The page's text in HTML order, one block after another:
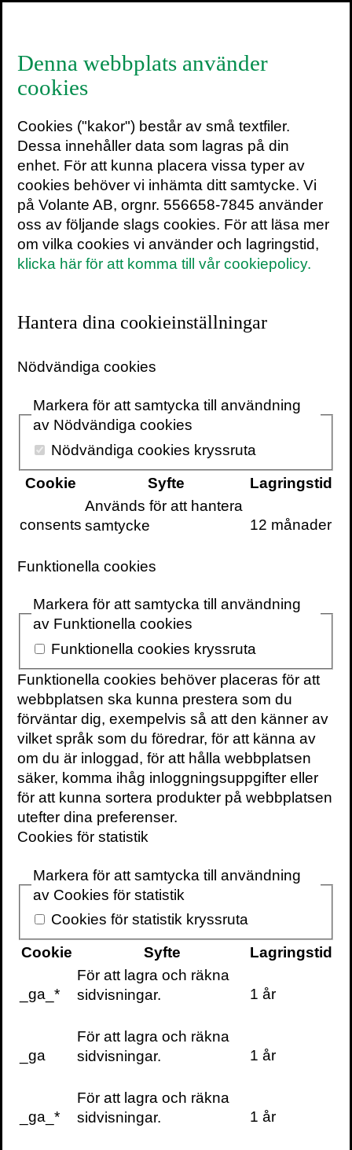
Sandra Bourbon
SENASTE INLÄGG
TEXTARKIV
Jag vet vad jag pratar
4 augusti 2021
I min bokFrihetsmaskinen
verktygen för att förverkliga en dröm
som jag vet att många delar: Att bli
finansiellt fri. Inte ekonomiskt
oberoende, det är något annat, men fri
att lägga tid och pengar på det du vill.
inledningen, vill du läsa hela så finns
masterklass med titeln ”Bli finansiellt fri
utan att snåla”, klickahär
Pengar är tid.
Vårt samhälle är uppbyggt på att vi tjänar
pengar för att kunna leva det liv vi vill. Vi
byter vår tid mot pengar. Vi har ont om tid
och byter sedan ännu lite mer pengar mot
tid, kanske i form av städhjälp eller att
maten ska levereras hem för att du sedan
behöver arbeta ännu mer (och således får
ännu mindre tid) för att kunna betala
Det är det som kallas för ekorrhjulet.
Men föreställ dig ett liv där du skulle slippa
stressa till och från jobbet. Ett liv där du
hade tid att umgås med den där vännen du
inte har träffat på alltför länge. Ett liv där du
har möjlighet att njuta av den där drinken
hundra mil hemifrån. Få ett slut på det
dåliga samvetet att du borde ägna mer tid
åt din privatekonom och ett liv som du
bestämmer över. Där du är chefen. Där du
kan välja precis det du vill och lägga tid och
pengar på det som verkligen betyder
Denna webbplats använder
cookies
Cookies ("kakor") består av små textfiler.
Dessa innehåller data som lagras på din
enhet. För att kunna placera vissa typer av
cookies behöver vi inhämta ditt samtycke. Vi
på Volante AB, orgnr. 556658-7845 använder
oss av följande slags cookies. För att läsa mer
om vilka cookies vi använder och lagringstid,
klicka här för att komma till vår cookiepolicy.
Hantera dina cookieinställningar
Nödvändiga cookies
Markera för att samtycka till användning
av Nödvändiga cookies
Nödvändiga cookies kryssruta
Cookie
Syfte Lagringstid
consents
Används för att hantera
samtycke
12 månader
Funktionella cookies
Markera för att samtycka till användning
av Funktionella cookies
Funktionella cookies kryssruta
Funktionella cookies behöver placeras för att
webbplatsen ska kunna prestera som du
förväntar dig, exempelvis så att den känner av
vilket språk som du föredrar, för att känna av
om du är inloggad, för att hålla webbplatsen
säker, komma ihåg inloggningsuppgifter eller
för att kunna sortera produkter på webbplatsen
utefter dina preferenser.
Cookies för statistik
Markera för att samtycka till användning
av Cookies för statistik
Cookies för statistik kryssruta
Cookie
Syfte Lagringstid
_ga_*
För att lagra och räkna
sidvisningar.
1 år
_ga
För att lagra och räkna
sidvisningar.
1 år
_ga_*
För att lagra och räkna
sidvisningar.
1 år